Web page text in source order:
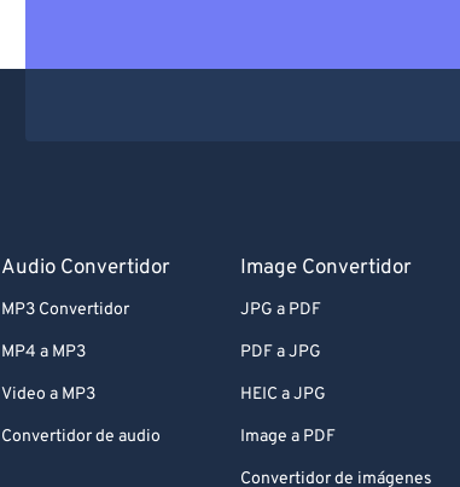
Audio Convertidor
MP3 Convertidor
MP4 a MP3
Video a MP3
Convertidor de audio
Image Convertidor
JPG a PDF
PDF a JPG
HEIC a JPG
Image a PDF
Convertidor de imágenes